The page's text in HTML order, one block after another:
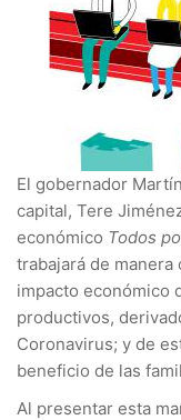
El gobernador
capital, Tere
económico Todos
trabajará de
impacto económico
productivos,
Coronavirus; y de
beneficio de las
Al presentar esta